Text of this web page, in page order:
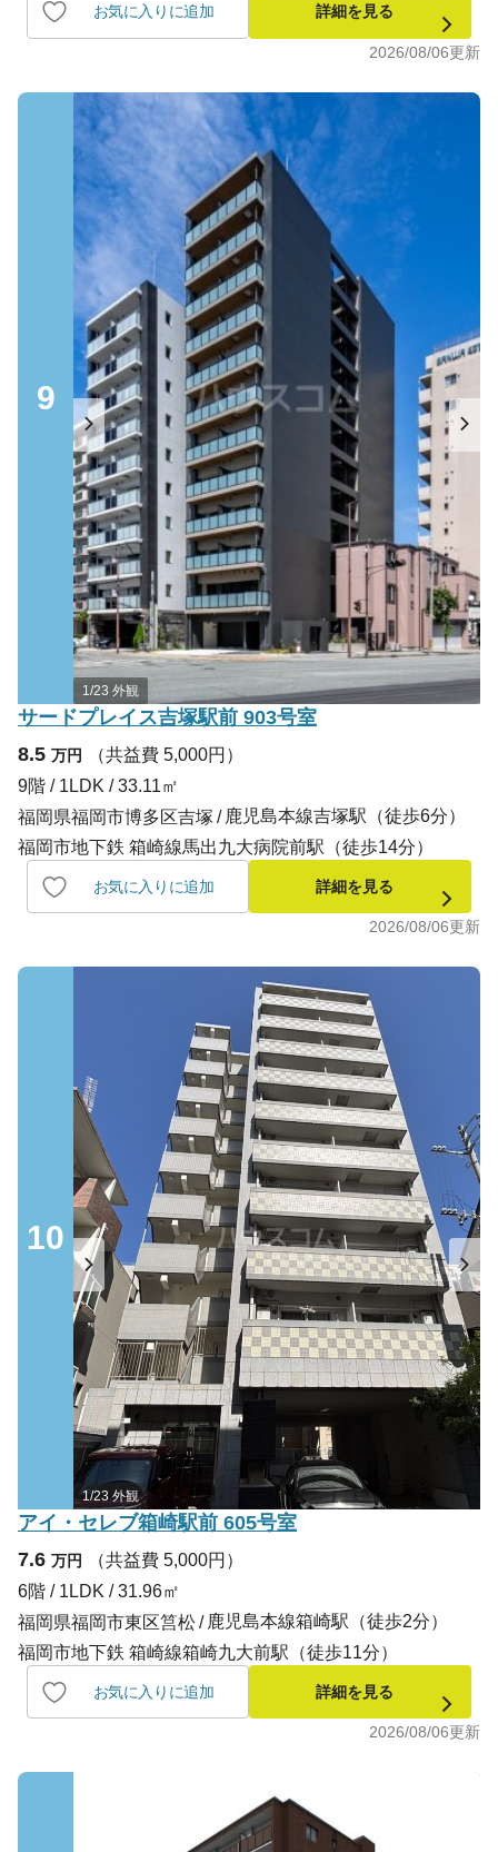
お気に入りに追加 詳細を見る
2026/08/06更新
9
1/23 外観
サードプレイス吉塚駅前 903号室
8.5 万円
（共益費 5,000円）
9階 / 1LDK / 33.11㎡
福岡県福岡市博多区吉塚
鹿児島本線吉塚駅（徒歩6分）
福岡市地下鉄 箱崎線馬出九大病院前駅（徒歩14分）
お気に入りに追加 詳細を見る
2026/08/06更新
10
1/23 外観
アイ・セレブ箱崎駅前 605号室
7.6 万円
（共益費 5,000円）
6階 / 1LDK / 31.96㎡
福岡県福岡市東区筥松
鹿児島本線箱崎駅（徒歩2分）
福岡市地下鉄 箱崎線箱崎九大前駅（徒歩11分）
お気に入りに追加 詳細を見る
2026/08/06更新